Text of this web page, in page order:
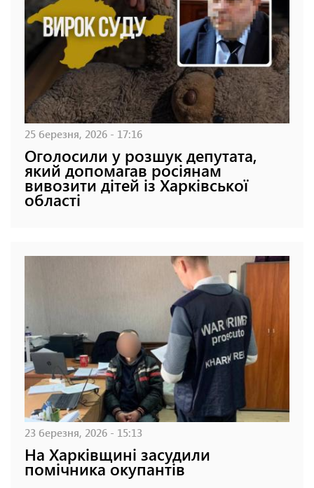
25 березня, 2026 - 17:16
Оголосили у розшук депутата,
який допомагав росіянам
вивозити дітей із Харківської
області
23 березня, 2026 - 15:13
На Харківщині засудили
помічника окупантів